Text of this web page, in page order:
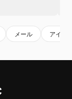
メール アイコ